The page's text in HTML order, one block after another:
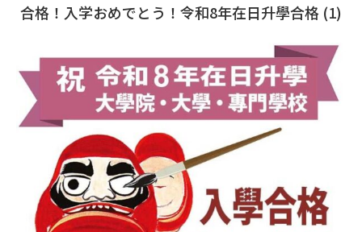
合格！入学おめでとう！令和8年在日升學合格 (1)